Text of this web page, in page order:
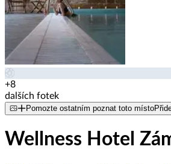
+8
dalších fotek
Pomozte ostatním poznat toto místo
Wellness Hotel